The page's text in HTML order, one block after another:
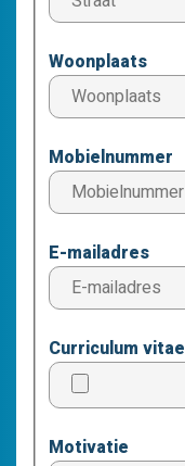
Woonplaats
Mobielnummer
E-mailadres
Curriculum vitae
Motivatie